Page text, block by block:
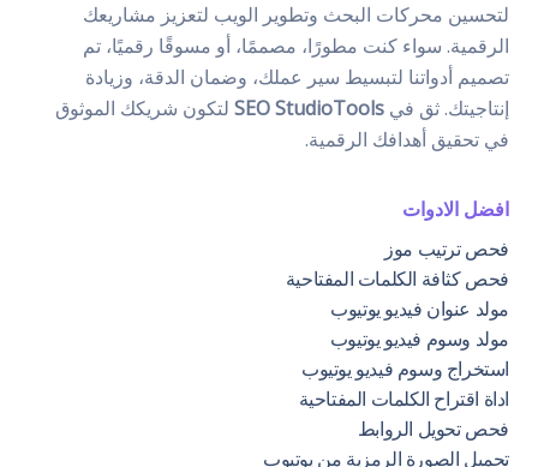
لتحسين محركات البحث وتطوير الويب لتعزيز مشاريعك
الرقمية. سواء كنت مطورًا، مصممًا، أو مسوقًا رقميًا، تم
تصميم أدواتنا لتبسيط سير عملك، وضمان الدقة، وزيادة
إنتاجيتك. ثق في SEO StudioTools لتكون شريكك الموثوق
في تحقيق أهدافك الرقمية.
افضل الادوات
فحص ترتيب موز
فحص كثافة الكلمات المفتاحية
مولد عنوان فيديو يوتيوب
مولد وسوم فيديو يوتيوب
استخراج وسوم فيديو يوتيوب
اداة اقتراح الكلمات المفتاحية
فحص تحويل الروابط
تحميل الصورة الرمزية من يوتيوب